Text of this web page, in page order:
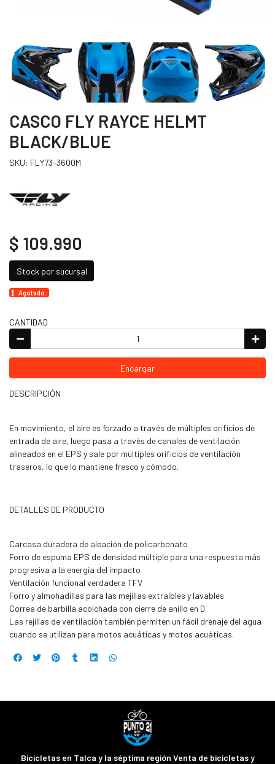
CASCO FLY RAYCE HELMT
BLACK/BLUE
SKU: FLY73-3600M
$ 109.990
Stock por sucursal
Agotado.
CANTIDAD
Encargar
DESCRIPCIÓN
En movimiento, el aire es forzado a través de múltiples orificios de
entrada de aire, luego pasa a través de canales de ventilación
alineados en el EPS y sale por múltiples orificios de ventilación
traseros, lo que lo mantiene fresco y cómodo.
DETALLES DE PRODUCTO
Carcasa duradera de aleación de policarbonato
Forro de espuma EPS de densidad múltiple para una respuesta más
progresiva a la energía del impacto
Ventilación funcional verdadera TFV
Forro y almohadillas para las mejillas extraíbles y lavables
Correa de barbilla acolchada con cierre de anillo en D
Las rejillas de ventilación también permiten un fácil drenaje del agua
cuando se utilizan para motos acuáticas y motos acuáticas.
Bicicletas en Talca y la séptima región Venta de bicicletas y